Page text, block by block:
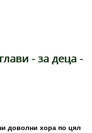
- за деца -
доволни хора по цял